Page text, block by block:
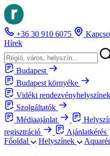
+36 30 910 6075
Hírek
Budapest
Budapest környéke
Vidéki rendezvényhelyszínek
Szolgáltatók
Médiaajánlat
regisztráció
Ajánlatkérés
Főoldal
Helyszínek